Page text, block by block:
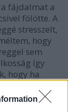
fájdalmat a
fölötte. A
stresszelt,
hogy
sem
így
hogy ha
nem